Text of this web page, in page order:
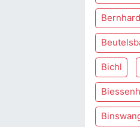
Bichl